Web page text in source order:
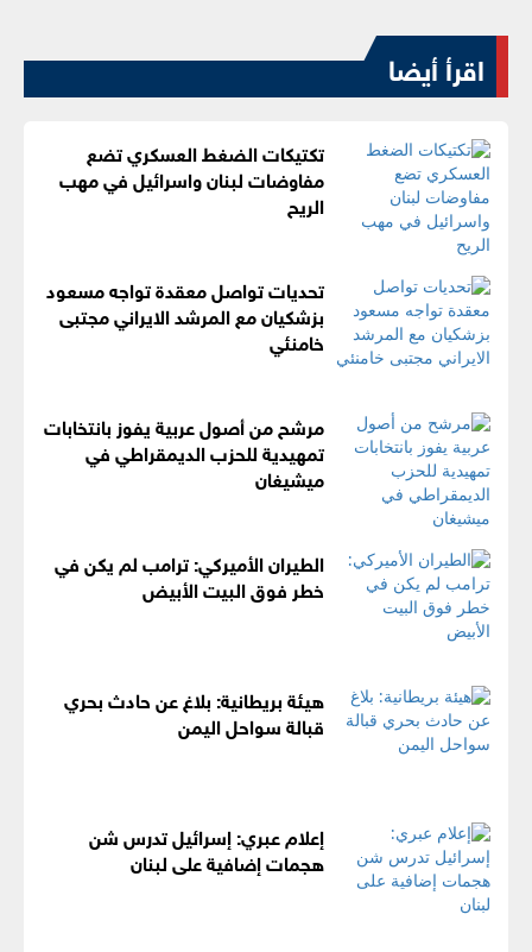
اقرأ أيضا
تكتيكات الضغط العسكري تضع
مفاوضات لبنان واسرائيل في مهب
الريح
تحديات تواصل معقدة تواجه مسعود
بزشكيان مع المرشد الايراني مجتبى
خامنئي
مرشح من أصول عربية يفوز بانتخابات
تمهيدية للحزب الديمقراطي في
ميشيغان
الطيران الأميركي: ترامب لم يكن في
خطر فوق البيت الأبيض
هيئة بريطانية: بلاغ عن حادث بحري
قبالة سواحل اليمن
إعلام عبري: إسرائيل تدرس شن
هجمات إضافية على لبنان